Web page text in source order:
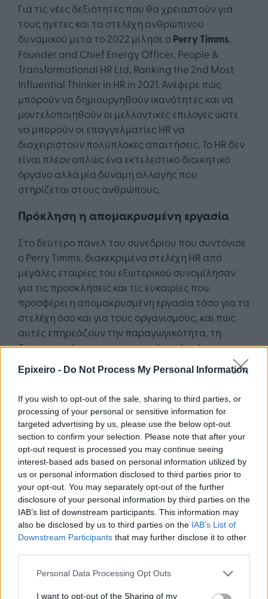
Epixeiro - Do Not Process My Personal Information
If you wish to opt-out of the sale, sharing to third parties, or
processing of your personal or sensitive information for
targeted advertising by us, please use the below opt-out
section to confirm your selection. Please note that after your
opt-out request is processed you may continue seeing
interest-based ads based on personal information utilized by
us or personal information disclosed to third parties prior to
your opt-out. You may separately opt-out of the further
disclosure of your personal information by third parties on the
IAB’s list of downstream participants. This information may
also be disclosed by us to third parties on the IAB’s List of
Downstream Participants that may further disclose it to other
Personal Data Processing Opt Outs
I want to opt-out of the Sharing of my
Για τις νέες δεξιότητες που θα χρειαστούν για
τους ηγέτες και τα στελέχη ανθρώπινου
δυναμικού μετά το 2022 μίλησε ο Perry Timms,
Founder and Chief Energy Officer, People &
Transformational HR Ltd, Ranking the 2nd Most
Influential Thinker in HR in 2021. Ανέφερε πώς
μπορούν να δημιουργηθούν ικανότητες και να
μοντελοποιηθούν οι μελλοντικές επιλογές ώστε
να μπορούν οι επαγγελματίες HR να
διαχειριστούν πολύπλοκες απαιτήσεις. Το HR δεν
είναι πλέον απλώς ένα εκτελεστικό διοικητικό
όργανο αλλά μία δύναμη αλλαγής που
στηρίζεται στους ανθρώπους.
Πρόκληση η απομακρυσμένη εργασία
Στο δεύτερο πάνελ του συνεδρίου που συντόνισε
ο Perry Timms, διακεκριμένα στελέχη HR από
μεγάλες εταιρίες του εξωτερικού συνομίλησαν
για τις προσκλήσεις και τις ευκαιρίες που
προσφέρει η απομακρυσμένη εργασία τόσο για τα
στελέχη όσο και για τους οργανισμούς, και πώς
αυτές επηρεάζουν την παραγωγικότητα, τη
δημιουργικότητα, την εταιρική κουλτούρα και το
γενικότερο πλαίσιο εργασίας. Η Mara Lucini, EMEA
Talent Acquisition Director, HP, ο Stephen
Coca Cola Company, US και η Polyxeni Kiouri, Head
of HR Nestlé Professional and Coffees Zone
Europe έδωσαν τη δική τους ματιά στο θέμα με τη
διεθνή εμπειρία τους εξηγώντας πως
προσαρμόστηκαν οι διαδικασίες και ο τρόπος
εργασίας με τις νέες συνθήκες.